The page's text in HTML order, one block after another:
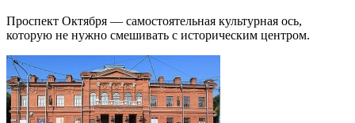
Проспект Октября — самостоятельная культурная ось,
которую не нужно смешивать с историческим центром.